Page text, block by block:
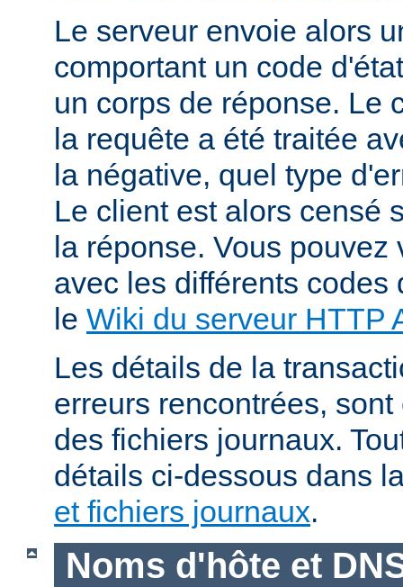
Le serveur envoie alors
comportant un code
un corps de réponse. Le
la requête a été traitée
la négative, quel type
Le client est alors censé
la réponse. Vous pouvez
avec les différents codes
le Wiki du serveur HTTP
Les détails de la
erreurs rencontrées,
des fichiers journaux.
détails ci-dessous dans
et fichiers journaux.
Noms d'hôte et